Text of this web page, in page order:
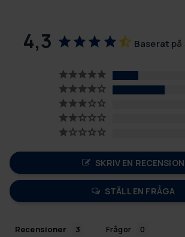
4,3 Baserat
SKRIV EN RECENSION
STÄLL EN FRÅGA
Recensioner Frågor